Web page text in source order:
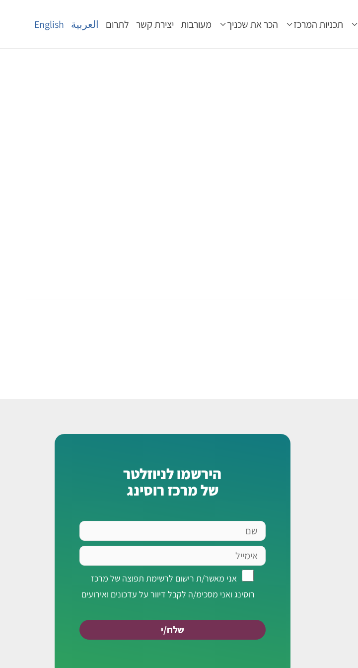
תכניות המרכז הכר את שכניך מעורבות יצירת קשר לתרום العربية English
הירשמו לניוזלטר
של מרכז רוסינג
שם
אימייל
מאשר/ת
לרשימת
תפוצה
אני מאשר/ת רישום לרשימת תפוצה של מרכז
רוסינג ואני מסכימ/ה לקבל דיוור על עדכונים ואירועים